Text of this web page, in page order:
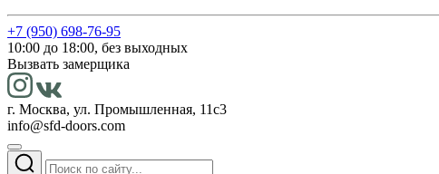
+7 (950) 698-76-95
10:00 до 18:00, без выходных
Вызвать замерщика
г. Москва, ул. Промышленная, 11с3
info@sfd-doors.com